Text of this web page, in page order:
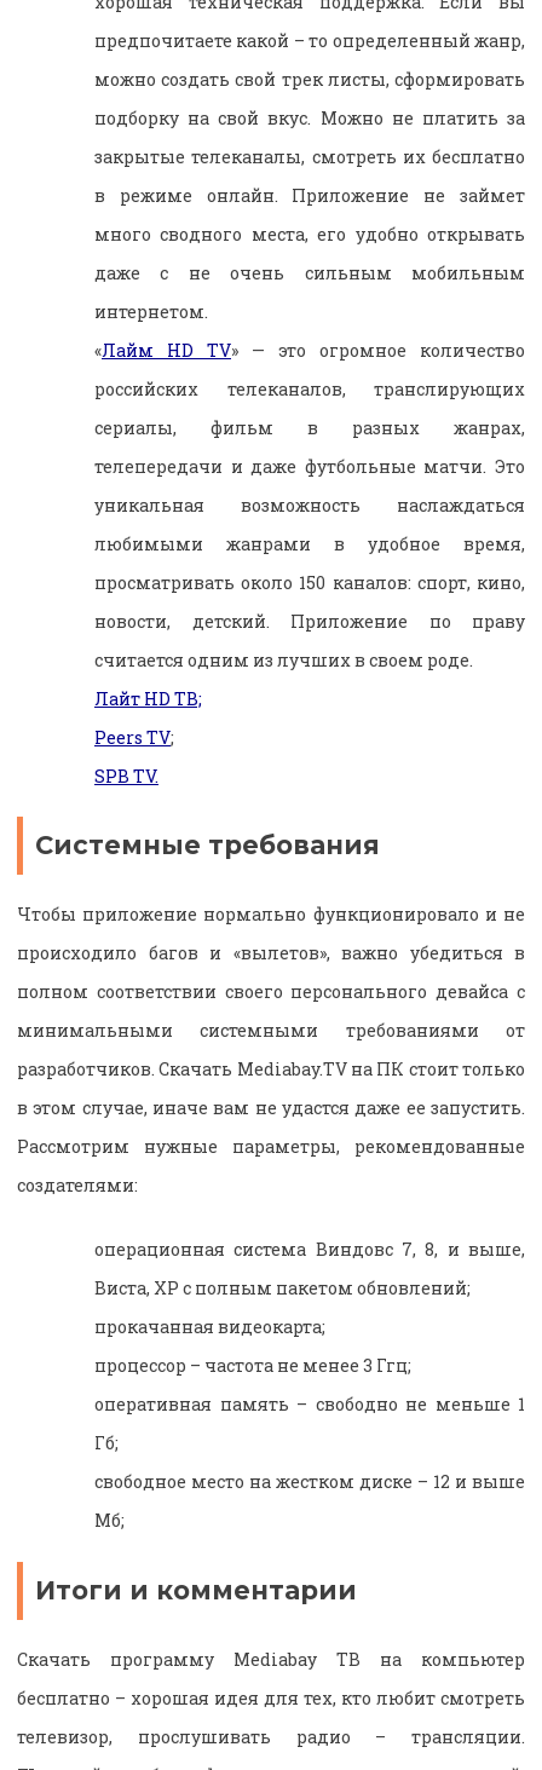
предпочитаете какой – то определенный жанр,
можно создать свой трек листы, сформировать
подборку на свой вкус. Можно не платить за
закрытые телеканалы, смотреть их бесплатно
в режиме онлайн. Приложение не займет
много сводного места, его удобно открывать
даже с не очень сильным мобильным
интернетом.
«Лайм HD TV» — это огромное количество
российских телеканалов, транслирующих
сериалы, фильм в разных жанрах,
телепередачи и даже футбольные матчи. Это
уникальная возможность наслаждаться
любимыми жанрами в удобное время,
просматривать около 150 каналов: спорт, кино,
новости, детский. Приложение по праву
считается одним из лучших в своем роде.
Лайт HD ТВ;
Peers TV;
SPB TV.
Системные требования
Чтобы приложение нормально функционировало и не
происходило багов и «вылетов», важно убедиться в
полном соответствии своего персонального девайса с
минимальными системными требованиями от
разработчиков.Скачать Mediabay.TV на ПК стоит только
в этом случае, иначе вам не удастся даже ее запустить.
Рассмотрим нужные параметры, рекомендованные
создателями:
операционная система Виндовс 7, 8, и выше,
Виста, ХР с полным пакетом обновлений;
прокачанная видеокарта;
процессор – частота не менее 3 Ггц;
оперативная память – свободно не меньше 1
Гб;
свободное место на жестком диске – 12 и выше
Мб;
Итоги и комментарии
Скачать программу Mediabay ТВ на компьютер
бесплатно – хорошая идея для тех, кто любит смотреть
телевизор, прослушивать радио – трансляции.